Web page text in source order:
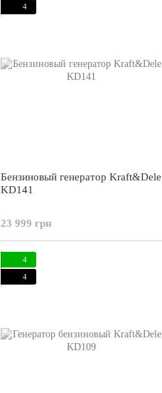
4
Бензиновый генератор Kraft&Dele
KD141
23 999 грн
4
4